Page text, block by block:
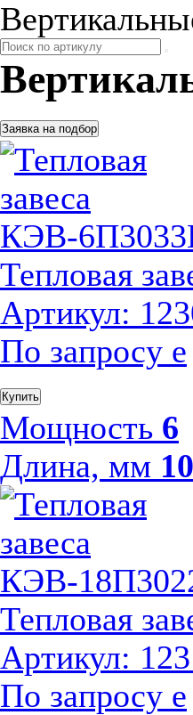
Заявка на подбор
Тепловая
Артикул:
По запросу е
Купить
Мощность 6
Длина, мм
Тепловая
Артикул:
По запросу е